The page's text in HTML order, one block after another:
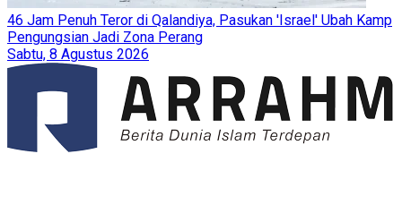
46 Jam Penuh Teror di Qalandiya, Pasukan 'Israel' Ubah Kamp
Pengungsian Jadi Zona Perang
Sabtu, 8 Agustus 2026